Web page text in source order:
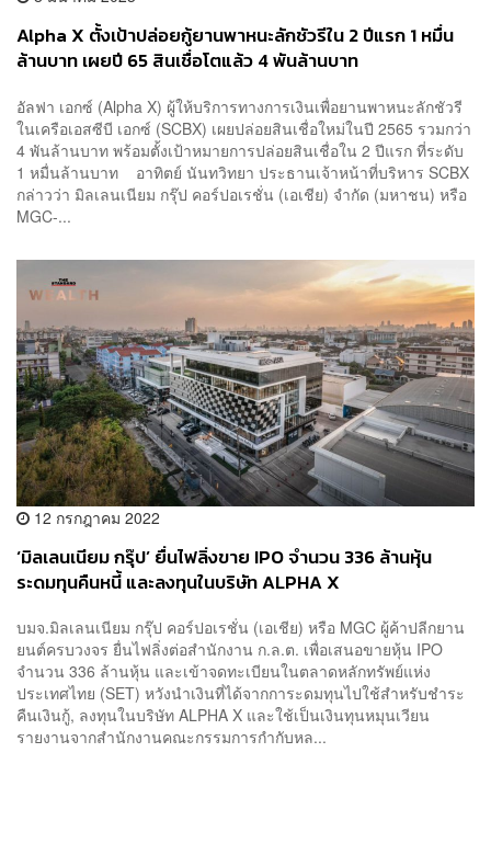
Alpha X ตั้งเป้าปล่อยกู้ยานพาหนะลักชัวรีใน 2 ปีแรก 1 หมื่น
ล้านบาท เผยปี 65 สินเชื่อโตแล้ว 4 พันล้านบาท
อัลฟา เอกซ์ (Alpha X) ผู้ให้บริการทางการเงินเพื่อยานพาหนะลักชัวรี
ในเครือเอสซีบี เอกซ์ (SCBX) เผยปล่อยสินเชื่อใหม่ในปี 2565 รวมกว่า
4 พันล้านบาท พร้อมตั้งเป้าหมายการปล่อยสินเชื่อใน 2 ปีแรก ที่ระดับ
1 หมื่นล้านบาท อาทิตย์ นันทวิทยา ประธานเจ้าหน้าที่บริหาร SCBX
กล่าวว่า มิลเลนเนียม กรุ๊ป คอร์ปอเรชั่น (เอเชีย) จำกัด (มหาชน) หรือ
MGC-...
12 กรกฎาคม 2022
‘มิลเลนเนียม กรุ๊ป’ ยื่นไฟลิ่งขาย IPO จำนวน 336 ล้านหุ้น
ระดมทุนคืนหนี้ และลงทุนในบริษัท ALPHA X
บมจ.มิลเลนเนียม กรุ๊ป คอร์ปอเรชั่น (เอเชีย) หรือ MGC ผู้ค้าปลีกยาน
ยนต์ครบวงจร ยื่นไฟลิ่งต่อสำนักงาน ก.ล.ต. เพื่อเสนอขายหุ้น IPO
จำนวน 336 ล้านหุ้น และเข้าจดทะเบียนในตลาดหลักทรัพย์แห่ง
ประเทศไทย (SET) หวังนำเงินที่ได้จากการะดมทุนไปใช้สำหรับชำระ
คืนเงินกู้, ลงทุนในบริษัท ALPHA X และใช้เป็นเงินทุนหมุนเวียน
รายงานจากสำนักงานคณะกรรมการกำกับหล...